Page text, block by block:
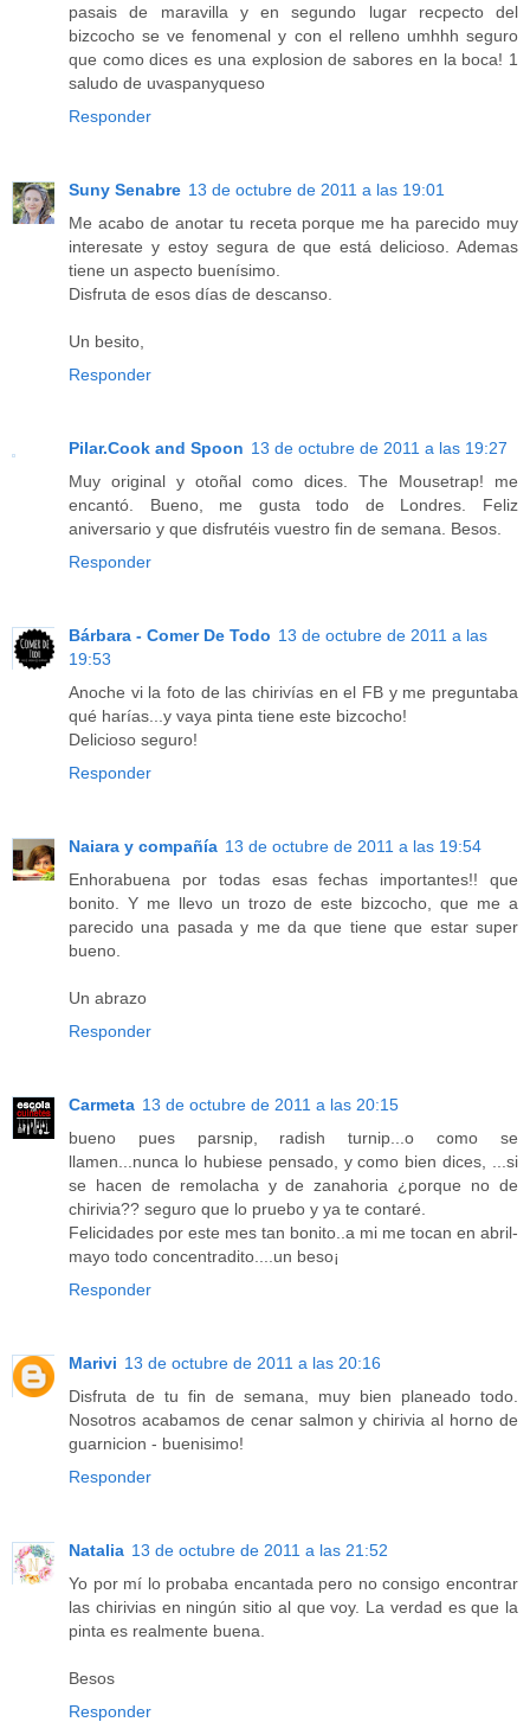
pasais de maravilla y en segundo lugar recpecto del
bizcocho se ve fenomenal y con el relleno umhhh seguro
que como dices es una explosion de sabores en la boca! 1
saludo de uvaspanyqueso
Responder
Suny Senabre 13 de octubre de 2011 a las 19:01
Me acabo de anotar tu receta porque me ha parecido muy
interesate y estoy segura de que está delicioso. Ademas
tiene un aspecto buenísimo.
Disfruta de esos días de descanso.
Un besito,
Responder
Pilar.Cook and Spoon 13 de octubre de 2011 a las 19:27
Muy original y otoñal como dices. The Mousetrap! me
encantó. Bueno, me gusta todo de Londres. Feliz
aniversario y que disfrutéis vuestro fin de semana. Besos.
Responder
Bárbara - Comer De Todo 13 de octubre de 2011 a las
19:53
Anoche vi la foto de las chirivías en el FB y me preguntaba
qué harías...y vaya pinta tiene este bizcocho!
Delicioso seguro!
Responder
Naiara y compañía 13 de octubre de 2011 a las 19:54
Enhorabuena por todas esas fechas importantes!! que
bonito. Y me llevo un trozo de este bizcocho, que me a
parecido una pasada y me da que tiene que estar super
bueno.
Un abrazo
Responder
Carmeta 13 de octubre de 2011 a las 20:15
bueno pues parsnip, radish turnip...o como se
llamen...nunca lo hubiese pensado, y como bien dices, ...si
se hacen de remolacha y de zanahoria ¿porque no de
chirivia?? seguro que lo pruebo y ya te contaré.
Felicidades por este mes tan bonito..a mi me tocan en abril-
mayo todo concentradito....un beso¡
Responder
Marivi 13 de octubre de 2011 a las 20:16
Disfruta de tu fin de semana, muy bien planeado todo.
Nosotros acabamos de cenar salmon y chirivia al horno de
guarnicion - buenisimo!
Responder
Natalia 13 de octubre de 2011 a las 21:52
Yo por mí lo probaba encantada pero no consigo encontrar
las chirivias en ningún sitio al que voy. La verdad es que la
pinta es realmente buena.
Besos
Responder